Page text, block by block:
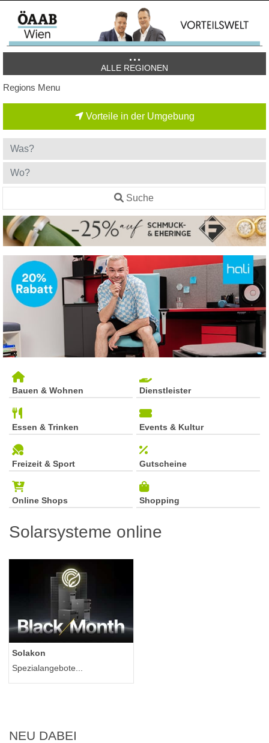
ALLE REGIONEN
Regions Menu
Vorteile in der Umgebung
Suche
Bauen & Wohnen Dienstleister
Essen & Trinken Events & Kultur
Freizeit & Sport Gutscheine
Online Shops Shopping
Solarsysteme online
Solakon
Spezialangebote...
NEU DABEI